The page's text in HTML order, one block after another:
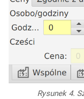
Rysunek 4.